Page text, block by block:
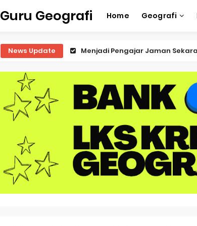
Guru Geografi Home Geografi
News Update Latihan Prediksi Soal OSK
Latihan Prediksi Soal OSK
Latihan Prediksi Soal OSK
Latihan Prediksi Soal OSK
Pembahasan Soal OSN-K
Pembahasan Soal OSN-K
Pembahasan Soal OSN-K